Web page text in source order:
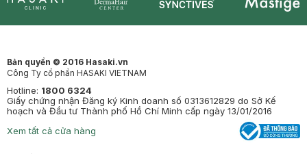
Bản quyền © 2016 Hasaki.vn
Công Ty cổ phần HASAKI VIETNAM
Hotline: 1800 6324
Giấy chứng nhận Đăng ký Kinh doanh số 0313612829 do Sở Kế
hoạch và Đầu tư Thành phố Hồ Chí Minh cấp ngày 13/01/2016
Xem tất cả cửa hàng